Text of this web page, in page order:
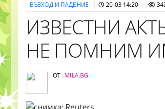
ВЪЗХОД И ПАДЕНИЕ 20.03 14:20
ИЗВЕСТНИ
НЕ ПОМНИМ
ОТ MILA.BG